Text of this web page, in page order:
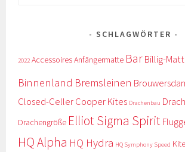
SCHLAGWÖRTER
2022 AccessoiresAnfängermatte BarBillig-
Binnenland Bremsleinen
Closed-CellerCooper Kites Drachenbau
Drachengröße Elliot Sigma Spirit
HQ Alpha HQ Hydra HQ Symphony Speed